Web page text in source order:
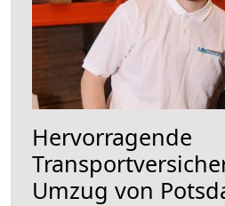
Hervorragende
Umzug von